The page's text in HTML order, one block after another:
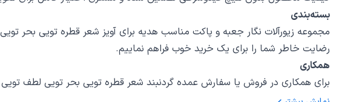
بسته‌بندی
رضایت خاطر شما را برای یک خرید خوب فراهم نماییم.
همکاری
برای همکاری در فروش یا سفارش عمده گردنبند شعر قطره تویی بحر تویی لطف تویی قهر تویی قند تویی زهر تویی